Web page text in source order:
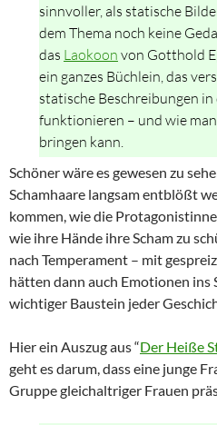
sinnvoller, als statische
dem Thema noch keine
das Laokoon von Gotthold
ein ganzes Büchlein, das
statische Beschreibungen
funktionieren – und wie
bringen kann.
Schöner wäre es gewesen zu
Schamhaare langsam entblößt
kommen, wie die
wie ihre Hände ihre Scham zu
nach Temperament – mit
hätten dann auch Emotionen ins
wichtiger Baustein jeder
Hier ein Auszug aus “Der Heiße
geht es darum, dass eine junge
Gruppe gleichaltriger Frauen